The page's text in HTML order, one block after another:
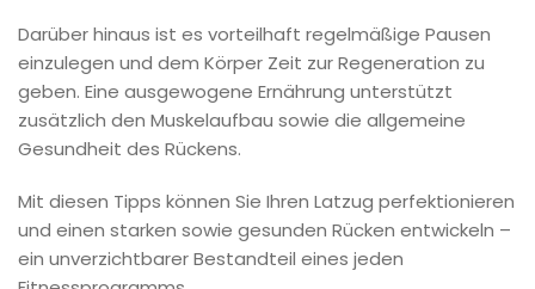
Darüber hinaus ist es vorteilhaft regelmäßige Pausen
einzulegen und dem Körper Zeit zur Regeneration zu
geben. Eine ausgewogene Ernährung unterstützt
zusätzlich den Muskelaufbau sowie die allgemeine
Gesundheit des Rückens.
Mit diesen Tipps können Sie Ihren Latzug perfektionieren
und einen starken sowie gesunden Rücken entwickeln –
ein unverzichtbarer Bestandteil eines jeden